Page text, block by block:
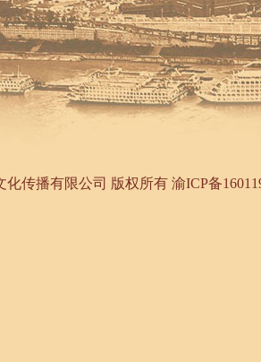
化传播有限公司 版权所有 渝ICP备